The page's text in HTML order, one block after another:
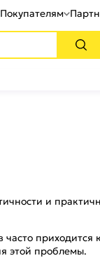
Покупателям
и
приходится
этой проблемы.